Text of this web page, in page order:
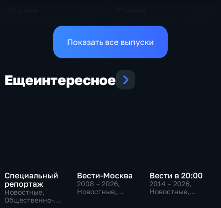
Показать все выпуски
Ещеинтересное
Специальный
репортаж
Новостные,
Общественно-
Вести-Москва
2008 – 2026,
Новостные,
Вести в 20:00
2014 – 2026,
Новостные,